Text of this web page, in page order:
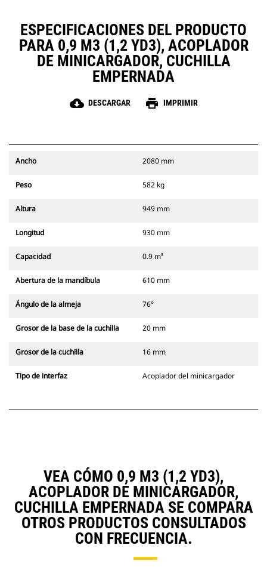
ESPECIFICACIONES DEL PRODUCTO
PARA 0,9 M3 (1,2 YD3), ACOPLADOR
DE MINICARGADOR, CUCHILLA
EMPERNADA
cloud_download DESCARGAR print IMPRIMIR
Ancho 2080 mm
Peso 582 kg
Altura 949 mm
Longitud 930 mm
Capacidad 0.9 m³
Abertura de la mandíbula 610 mm
Ángulo de la almeja 76°
Grosor de la base de la cuchilla 20 mm
Grosor de la cuchilla 16 mm
Tipo de interfaz Acoplador del minicargador
VEA CÓMO 0,9 M3 (1,2 YD3),
ACOPLADOR DE MINICARGADOR,
CUCHILLA EMPERNADA SE COMPARA
OTROS PRODUCTOS CONSULTADOS
CON FRECUENCIA.